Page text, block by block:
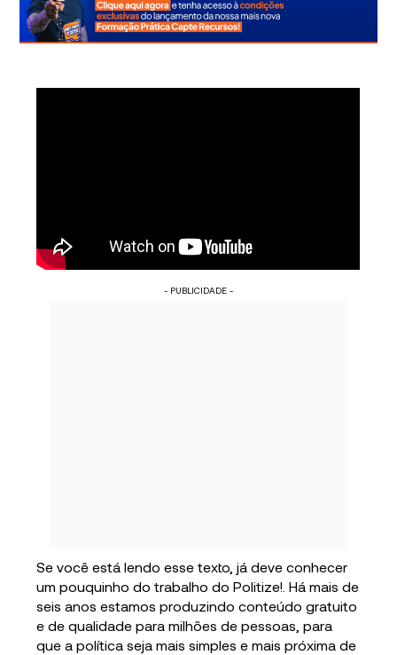
- PUBLICIDADE -
Se você está lendo esse texto, já deve conhecer
um pouquinho do trabalho do Politize!. Há mais de
seis anos estamos produzindo conteúdo gratuito
e de qualidade para milhões de pessoas, para
que a política seja mais simples e mais próxima de